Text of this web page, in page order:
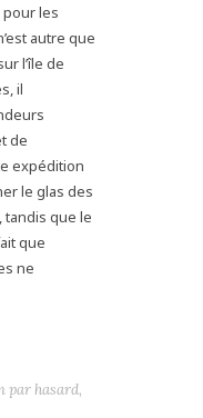
pour les
autre que
l’île de
il
de
expédition
le glas des
que le
que
ne
par hasard,